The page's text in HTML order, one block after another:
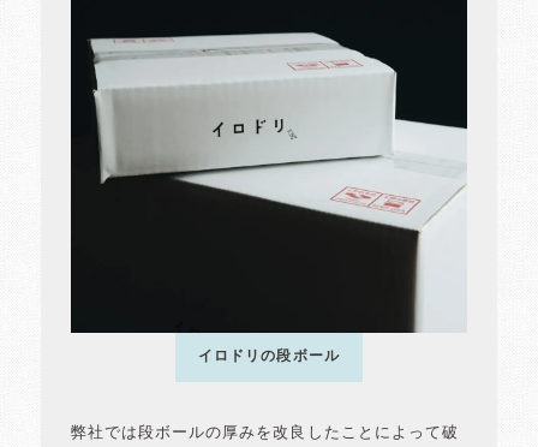
イロドリの段ボール
弊社では段ボールの厚みを改良したことによって破